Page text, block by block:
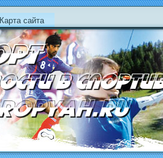
Карта сайта